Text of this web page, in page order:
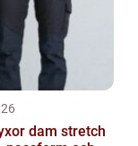
dam stretch